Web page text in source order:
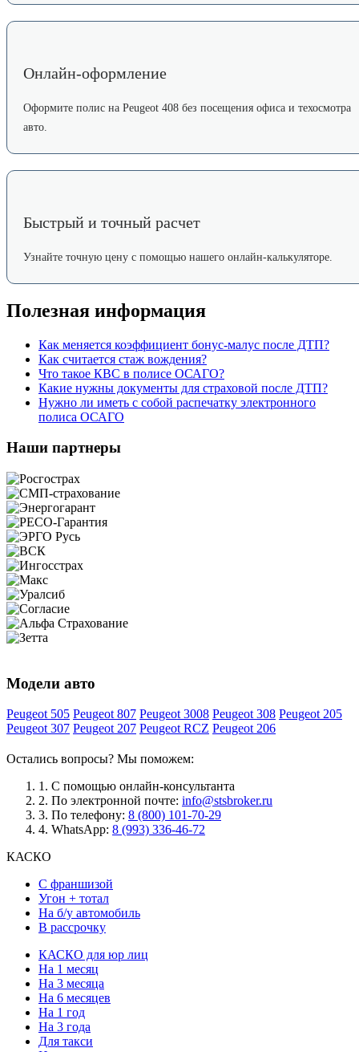
Онлайн-оформление
Оформите полис на Peugeot 408 без посещения офиса и техосмотра
авто.
Быстрый и точный расчет
Узнайте точную цену с помощью нашего онлайн-калькуляторе.
Полезная информация
Как меняется коэффициент бонус-малус после ДТП?
Как считается стаж вождения?
Что такое КВС в полисе ОСАГО?
Какие нужны документы для страховой после ДТП?
Нужно ли иметь с собой распечатку электронного
полиса ОСАГО
Наши партнеры
Модели авто
Peugeot 505 Peugeot 807 Peugeot 3008 Peugeot 308 Peugeot 205
Peugeot 307 Peugeot 207 Peugeot RCZ Peugeot 206
Остались вопросы? Мы поможем:
1. С помощью онлайн-консультанта
2. По электронной почте: info@stsbroker.ru
3. По телефону: 8 (800) 101-70-29
4. WhatsApp: 8 (993) 336-46-72
КАСКО
С франшизой
Угон + тотал
На б/у автомобиль
В рассрочку
КАСКО для юр лиц
На 1 месяц
На 3 месяца
На 6 месяцев
На 1 год
На 3 года
Для такси